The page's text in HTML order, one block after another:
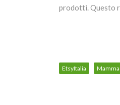
prodotti. Questo
EtsyItalia